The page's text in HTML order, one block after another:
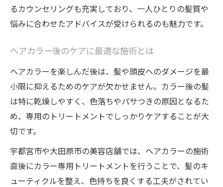
るカウンセリングも充実しており、一人ひとりの髪質や
悩みに合わせたアドバイスが受けられるのも魅力です。
ヘアカラー後のケアに最適な施術とは
ヘアカラーを楽しんだ後は、髪や頭皮へのダメージを最
小限に抑えるためのケアが欠かせません。カラー後の髪
は特に乾燥しやすく、色落ちやパサつきの原因となるた
め、専用のトリートメントでしっかりケアすることが大
切です。
宇都宮市や大田原市の美容店舗では、ヘアカラーの施術
直後にカラー専用トリートメントを行うことで、髪のキ
ューティクルを整え、色持ちを良くする工夫がされてい